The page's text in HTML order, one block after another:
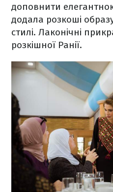
доповнити
додала розкоші
стилі. Лаконічні
розкішної Ранії.